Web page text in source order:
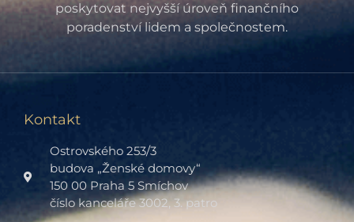
poskytovat nejvyšší úroveň finančního
poradenství lidem a společnostem.
Kontakt
Ostrovského 253/3
budova „Ženské domovy“
150 00 Praha 5 Smíchov
číslo kanceláře 3002, 3. patro